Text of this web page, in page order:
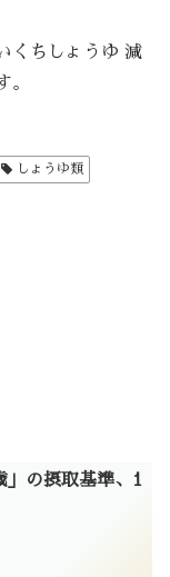
くちしょうゆ 減
。
しょうゆ類
」の摂取基準、1